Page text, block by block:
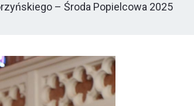
– Środa Popielcowa 2025